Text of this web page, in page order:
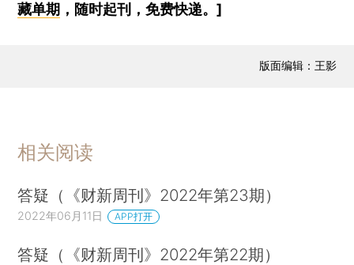
藏单期 ，随时起刊，免费快递。]
版面编辑：王影
相关阅读
答疑（《财新周刊》2022年第23期）
2022年06月11日 APP打开
答疑（《财新周刊》2022年第22期）